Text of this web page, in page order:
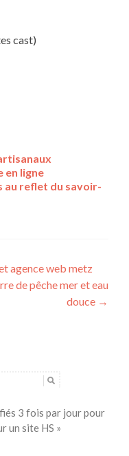
cast)
en ligne
au reflet du savoir-
agence web metz
de pêche mer et eau
douce →
3 fois par jour pour
un site HS »